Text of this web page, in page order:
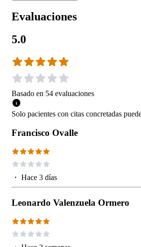
Evaluaciones
5.0
Basado en 54 evaluaciones
Solo pacientes con citas concretadas
Francisco Ovalle
・ Hace 3 días
Leonardo Valenzuela Ormero